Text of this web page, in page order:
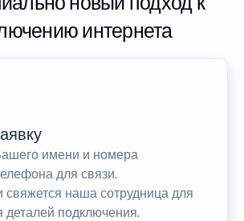
интернета
имени и номера
для связи.
наша сотрудница для
деталей подключения.